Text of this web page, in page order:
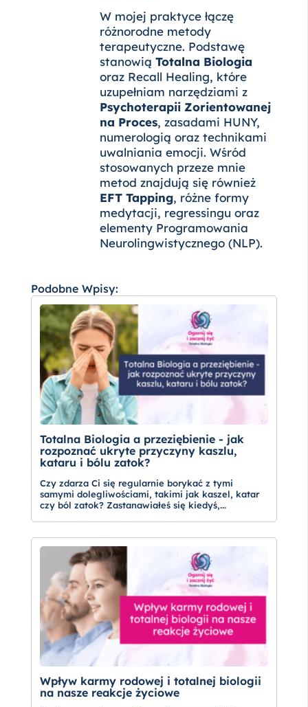
W mojej praktyce łączę
różnorodne metody
terapeutyczne. Podstawę
stanowią Totalna Biologia
oraz Recall Healing, które
uzupełniam narzędziami z
Psychoterapii Zorientowanej
na Proces, zasadami HUNY,
numerologią oraz technikami
uwalniania emocji. Wśród
stosowanych przeze mnie
metod znajdują się również
EFT Tapping, różne formy
medytacji, regressingu oraz
elementy Programowania
Neurolingwistycznego (NLP).
Podobne Wpisy:
Totalna Biologia a przeziębienie - jak
rozpoznać ukryte przyczyny kaszlu,
kataru i bólu zatok?
Czy zdarza Ci się regularnie borykać z tymi
samymi dolegliwościami, takimi jak kaszel, katar
czy ból zatok? Zastanawiałeś się kiedyś,...
Wpływ karmy rodowej i totalnej biologii
na nasze reakcje życiowe